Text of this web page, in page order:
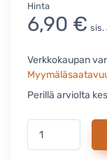
Hinta
6,90 € sis.
Verkkokaupan
Perillä arviolta